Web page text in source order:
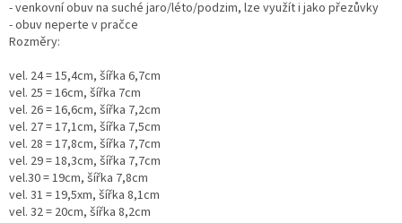
- venkovní obuv na suché jaro/léto/podzim, lze využít i jako přezůvky
- obuv neperte v pračce
Rozměry:
vel. 24 = 15,4cm, šířka 6,7cm
vel. 25 = 16cm, šířka 7cm
vel. 26 = 16,6cm, šířka 7,2cm
vel. 27 = 17,1cm, šířka 7,5cm
vel. 28 = 17,8cm, šířka 7,7cm
vel. 29 = 18,3cm, šířka 7,7cm
vel.30 = 19cm, šířka 7,8cm
vel. 31 = 19,5xm, šířka 8,1cm
vel. 32 = 20cm, šířka 8,2cm